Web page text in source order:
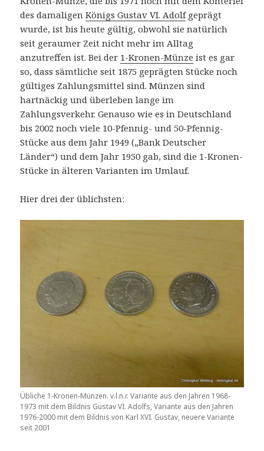
des damaligenKönigs Gustav VI. Adolfgeprägt
wurde, ist bis heute gültig, obwohl sie natürlich
seit geraumer Zeit nicht mehr im Alltag
anzutreffen ist. Bei der 1-Kronen-Münze ist es gar
so, dass sämtliche seit 1875 geprägten Stücke noch
gültiges Zahlungsmittel sind. Münzen sind
hartnäckig und überleben lange im
Zahlungsverkehr. Genauso wie es in Deutschland
bis 2002 noch viele 10-Pfennig- und 50-Pfennig-
Stücke aus dem Jahr 1949 („Bank Deutscher
Länder“) und dem Jahr 1950 gab, sind die 1-Kronen-
Stücke in älteren Varianten im Umlauf.
Hier drei der üblichsten:
Übliche 1-Kronen-Münzen. v.l.n.r. Variante aus den Jahren 1968-
1973 mit dem Bildnis Gustav VI. Adolfs, Variante aus den Jahren
1976-2000 mit dem Bildnis von Karl XVI. Gustav, neuere Variante
seit 2001